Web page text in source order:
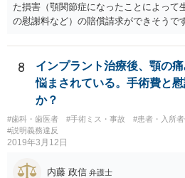
た損害（顎関節症になったことによって
の慰謝料など）の賠償請求ができそうで
科）の先生の協力等を得ることも必要だ
8
インプラント治療後、顎の
悩まされている。手術費と
か？
#歯科・歯医者 #手術ミス・事故 #患者・入所者
#説明義務違反
2019年3月12日
内藤 政信 弁護士